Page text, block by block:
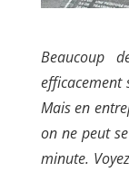
Beaucoup
efficacement
Mais en
on ne peut
minute.